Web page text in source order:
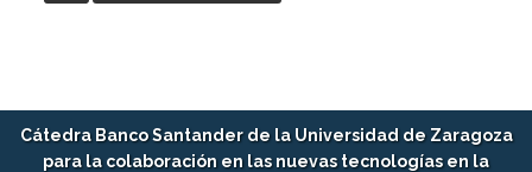
Cátedra Banco Santander de la Universidad de Zaragoza
para la colaboración en las nuevas tecnologías en la